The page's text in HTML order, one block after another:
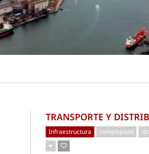
TRANSPORTE Y
Infraestructura complejidad